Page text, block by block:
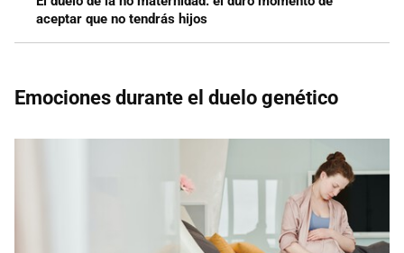
aceptar que no tendrás hijos
Emociones durante el duelo genético